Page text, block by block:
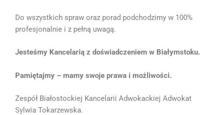
Do wszystkich spraw oraz porad podchodzimy w 100%
profesjonalnie i z pełną uwagą.
Jesteśmy Kancelarią z doświadczeniem w Białymstoku.
Pamiętajmy – mamy swoje prawa i możliwości.
Zespół Białostockiej Kancelarii Adwokackiej Adwokat
Sylwia Tokarzewska.